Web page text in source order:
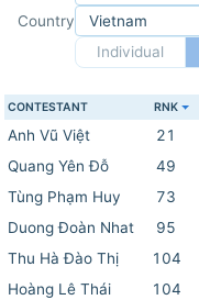
Country
Individual
CONTESTANT RNK
Anh Vũ Việt 21
Quang Yên Đỗ
49
Tùng Phạm Huy
73
Duong Đoàn Nhat
95
Thu Hà Đào Thị
104
Hoàng Lê Thái
104